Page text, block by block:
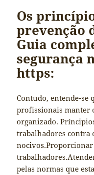
Os
prevenção
Guia
segurança
https:
Contudo, entende-se
profissionais manter
organizado.
trabalhadores contra
pelas normas que